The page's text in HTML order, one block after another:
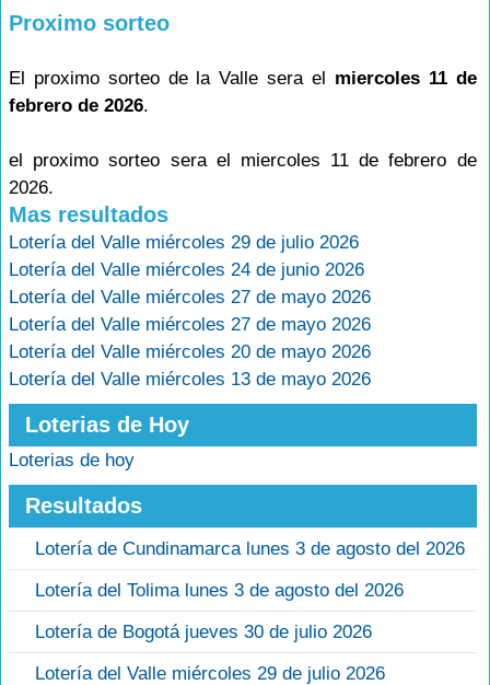
Proximo sorteo
El proximo sorteo de la Valle sera el miercoles 11 de
febrero de 2026.
el proximo sorteo sera el miercoles 11 de febrero de
2026.
Mas resultados
Lotería del Valle miércoles 29 de julio 2026
Lotería del Valle miércoles 24 de junio 2026
Lotería del Valle miércoles 27 de mayo 2026
Lotería del Valle miércoles 27 de mayo 2026
Lotería del Valle miércoles 20 de mayo 2026
Lotería del Valle miércoles 13 de mayo 2026
Loterias de Hoy
Loterias de hoy
Resultados
Lotería de Cundinamarca lunes 3 de agosto del 2026
Lotería del Tolima lunes 3 de agosto del 2026
Lotería de Bogotá jueves 30 de julio 2026
Lotería del Valle miércoles 29 de julio 2026